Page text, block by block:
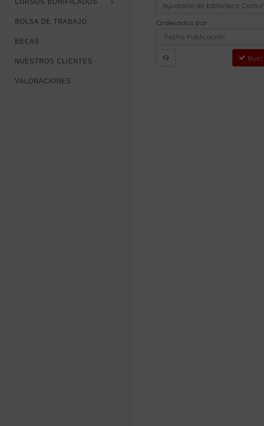
CURSOS BONIFICADOS
BOLSA DE TRABAJO
BECAS
NUESTROS CLIENTES
VALORACIONES
Ordenados por